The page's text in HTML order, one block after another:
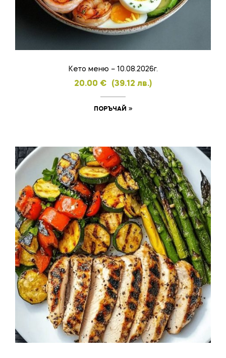
Кето меню – 10.08.2026г.
20.00 € (39.12 лв.)
ПОРЪЧАЙ